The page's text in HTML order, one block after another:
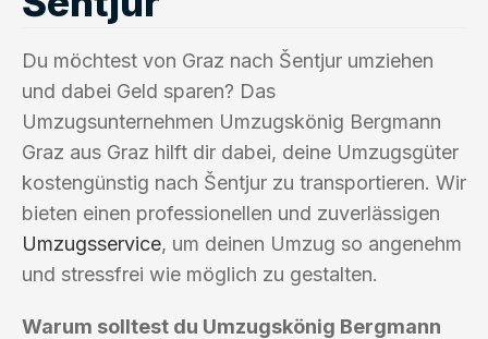
Du möchtest von Graz nach Šentjur umziehen
und dabei Geld sparen? Das
Umzugsunternehmen Umzugskönig Bergmann
Graz aus Graz hilft dir dabei, deine Umzugsgüter
kostengünstig nach Šentjur zu transportieren. Wir
bieten einen professionellen und zuverlässigen
Umzugsservice, um deinen Umzug so angenehm
und stressfrei wie möglich zu gestalten.
Warum solltest du Umzugskönig Bergmann